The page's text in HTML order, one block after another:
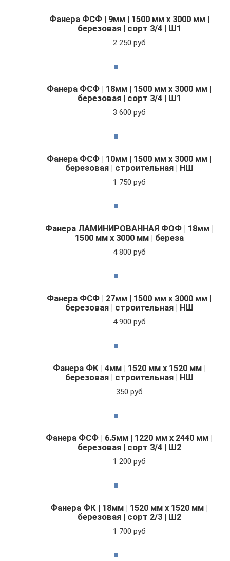
Фанера ФСФ | 9мм | 1500 мм х 3000 мм |
березовая | сорт 3/4 | Ш1
2 250 руб
Фанера ФСФ | 18мм | 1500 мм х 3000 мм |
березовая | сорт 3/4 | Ш1
3 600 руб
Фанера ФСФ | 10мм | 1500 мм х 3000 мм |
березовая | строительная | НШ
1 750 руб
Фанера ЛАМИНИРОВАННАЯ ФОФ | 18мм |
1500 мм х 3000 мм | береза
4 800 руб
Фанера ФСФ | 27мм | 1500 мм х 3000 мм |
березовая | строительная | НШ
4 900 руб
Фанера ФК | 4мм | 1520 мм х 1520 мм |
березовая | строительная | НШ
350 руб
Фанера ФСФ | 6.5мм | 1220 мм х 2440 мм |
березовая | сорт 3/4 | Ш2
1 200 руб
Фанера ФК | 18мм | 1520 мм х 1520 мм |
березовая | сорт 2/3 | Ш2
1 700 руб